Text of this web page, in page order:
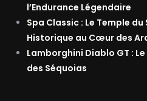
l’Endurance Légendaire
Spa Classic : Le Temple
Historique au Cœur des
Lamborghini Diablo GT :
des Séquoias